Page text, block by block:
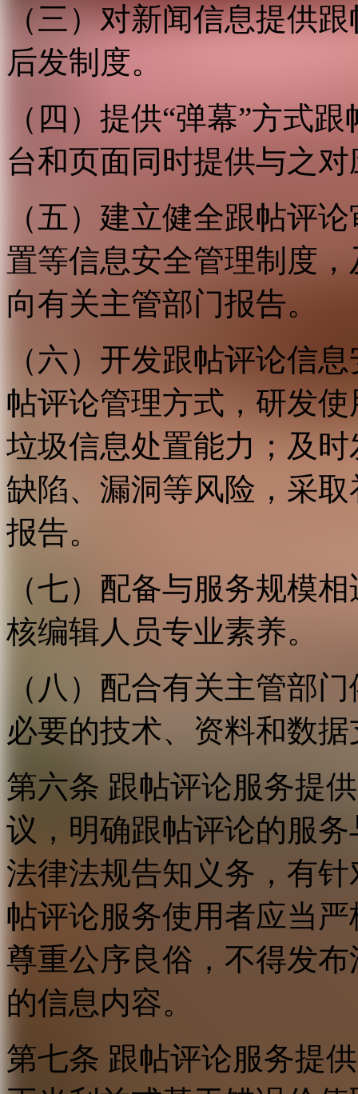
（三）对新闻信息提供
后发制度。
（四）提供“弹幕”方式
台和页面同时提供与之
（五）建立健全跟帖评
置等信息安全管理制度
向有关主管部门报告。
（六）开发跟帖评论信
帖评论管理方式，研发
垃圾信息处置能力；及
缺陷、漏洞等风险，采
报告。
（七）配备与服务规模
核编辑人员专业素养。
（八）配合有关主管部
必要的技术、资料和数
第六条 跟帖评论服务提
议，明确跟帖评论的服
法律法规告知义务，有
帖评论服务使用者应当
尊重公序良俗，不得发
的信息内容。
第七条 跟帖评论服务提